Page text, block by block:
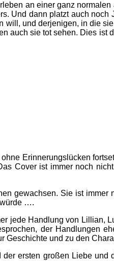
an einer ganz
Und dann platzt auch
will, und derjenigen, in die
auch sie tot sehen. Dies ist
Erinnerungslücken
Cover ist immer noch
gewachsen. Sie ist immer
würde ….
jede Handlung von Lillian,
der Handlungen
Geschichte und zu den
ersten großen Liebe